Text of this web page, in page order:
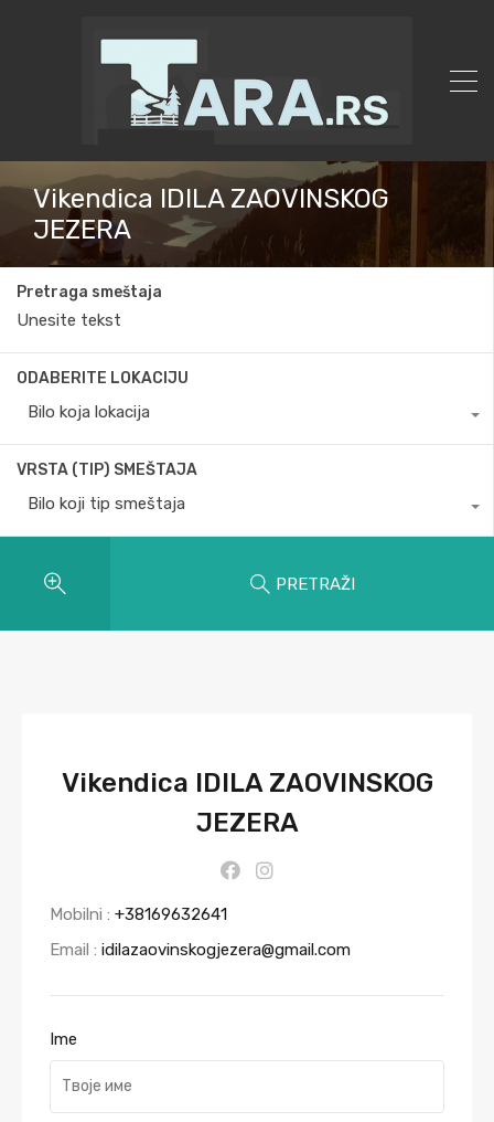
Vikendica IDILA ZAOVINSKOG
JEZERA
Pretraga smeštaja
ODABERITE LOKACIJU
Bilo koja lokacija
VRSTA (TIP) SMEŠTAJA
Bilo koji tip smeštaja
PRETRAŽI
Vikendica IDILA ZAOVINSKOG
JEZERA
Mobilni : +38169632641
Email : idilazaovinskogjezera@gmail.com
Ime